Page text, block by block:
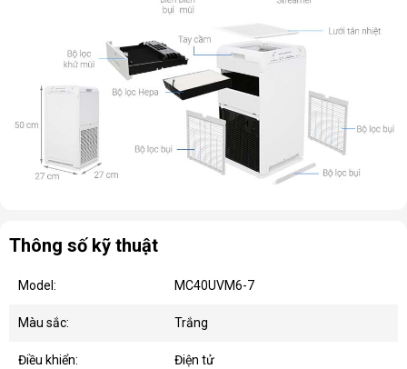
Thông số kỹ thuật
Model: MC40UVM6-7
Màu sắc: Trắng
Điều khiển: Điện tử